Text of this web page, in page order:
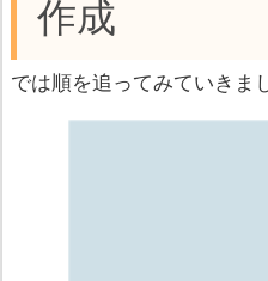
作成
では順を追ってみていきま